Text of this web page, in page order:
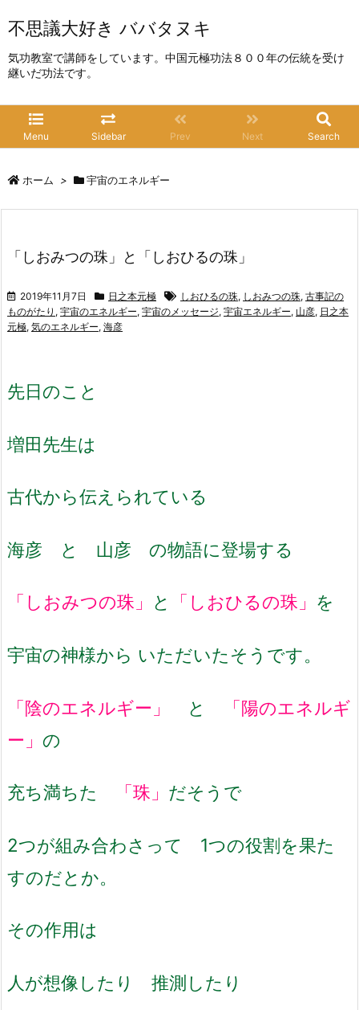
不思議大好き ババタヌキ
気功教室で講師をしています。中国元極功法８００年の伝統を受け
継いだ功法です。
Menu Sidebar Prev Next Search
ホーム > 宇宙のエネルギー
「しおみつの珠」と「しおひるの珠」
2019年11月7日 日之本元極 しおひるの珠, しおみつの珠, 古事記の
ものがたり , 宇宙のエネルギー, 宇宙のメッセージ, 宇宙エネルギー, 山彦, 日之本
元極, 気のエネルギー, 海彦
先日のこと
増田先生は
古代から伝えられている
海彦 と 山彦 の物語に登場する
「しおみつの珠」 と 「しおひるの珠」 を
宇宙の神様から いただいたそうです。
「陰のエネルギー」 と
「陽のエネルギ
ー」 の
充ち満ちた 「珠」 だそうで
2つが組み合わさって 1つの役割を果た
すのだとか。
その作用は
人が想像したり 推測したり